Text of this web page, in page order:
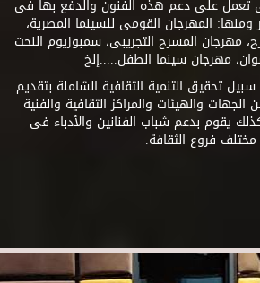
تعمل على دعم هذه الفنون والدفع بها فى
ومنها: المهرجان القومى للسينما المصرية،
مهرجان المسرح التجريبى، سمبوزيوم النحت
مهرجان سينما الطفل.....إلخ
تحقيق التنمية الثقافية الشاملة بتقديم
والهيئات والمراكز الثقافية والفنية
يقوم بدعم شباب الفنانين والأدباء فى
مختلف فروع الثقافة.